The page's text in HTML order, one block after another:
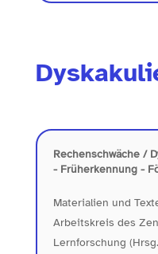
Rechenschwäche /
- Früherkennung -
Materialien und
Arbeitskreis des
Lernforschung